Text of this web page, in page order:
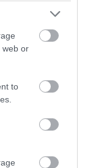
web or
to
–
75%»